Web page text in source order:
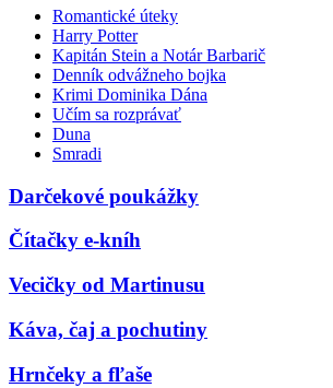
Romantické úteky
Harry Potter
Kapitán Stein a Notár Barbarič
Denník odvážneho bojka
Krimi Dominika Dána
Učím sa rozprávať
Duna
Smradi
Darčekové poukážky
Čítačky e-kníh
Vecičky od Martinusu
Káva, čaj a pochutiny
Hrnčeky a fľaše